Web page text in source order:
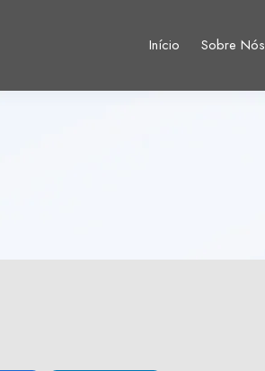
Início Sobre Nós